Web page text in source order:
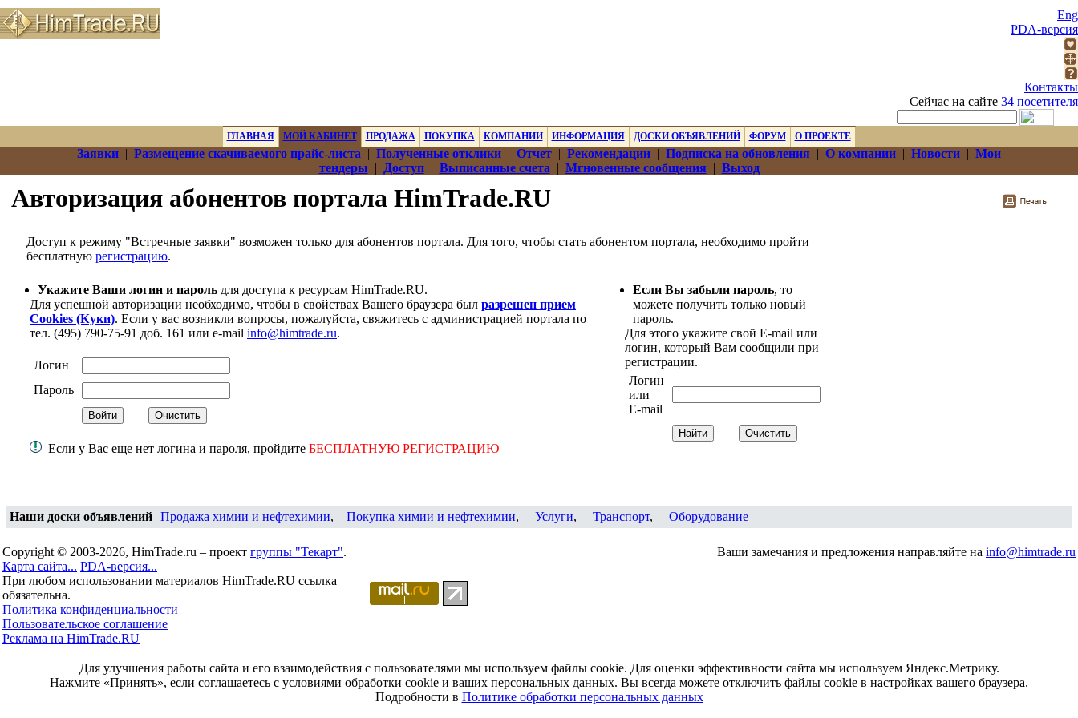
Eng
PDA-версия
Контакты
Сейчас на сайте 34 посетителя
ГЛАВНАЯ МОЙ КАБИНЕТ ПРОДАЖА ПОКУПКА КОМПАНИИ ИНФОРМАЦИЯ ДОСКИ ОБЪЯВЛЕНИЙ ФОРУМ О ПРОЕКТЕ
Заявки | Размещение скачиваемого прайс-листа | Полученные отклики | Отчет | Рекомендации | Подписка на обновления | О компании | Новости | Мои
тендеры | Доступ| Выписанные счета | Мгновенные сообщения | Выход
Авторизация абонентов портала HimTrade.RU
Доступ к режиму "Встречные заявки" возможен только для абонентов портала. Для того, чтобы стать абонентом портала, необходимо пройти
бесплатную регистрацию.
Укажите Ваши логин и пароль для доступа к ресурсам HimTrade.RU.
Для успешной авторизации необходимо, чтобы в свойствах Вашего браузера был разрешен прием
Cookies (Куки). Если у вас возникли вопросы, пожалуйста, свяжитесь с администрацией портала по
тел. (495) 790-75-91 доб. 161 или e-mail info@himtrade.ru.
Логин
Пароль
Если у Вас еще нет логина и пароля, пройдите БЕСПЛАТНУЮ РЕГИСТРАЦИЮ
Если Вы забыли пароль, то
можете получить только новый
пароль.
Для этого укажите свой E-mail или
логин, который Вам сообщили при
регистрации.
Логин
или
E-mail
Наши доски объявлений Продажа химии и нефтехимии, Покупка химии и нефтехимии, Услуги, Транспорт, Оборудование
Copyright © 2003-2026, HimTrade.ru – проект группы "Текарт".
Карта сайта... PDA-версия...
При любом использовании материалов HimTrade.RU ссылка
обязательна.
Политика конфиденциальности
Пользовательское соглашение
Реклама на HimTrade.RU
Ваши замечания и предложения направляйте на info@himtrade.ru
Для улучшения работы сайта и его взаимодействия с пользователями мы используем файлы cookie. Для оценки эффективности сайта мы используем Яндекс.Метрику.
Нажмите «Принять», если соглашаетесь с условиями обработки cookie и ваших персональных данных. Вы всегда можете отключить файлы cookie в настройках вашего браузера.
Подробности в Политике обработки персональных данных